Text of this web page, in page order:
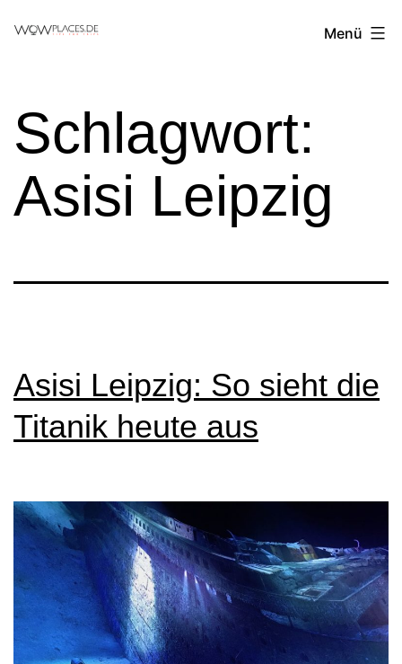
Reiseblog
Menü
Schlagwort:
Asisi Leipzig
Asisi Leipzig: So sieht die
Titanik heute aus